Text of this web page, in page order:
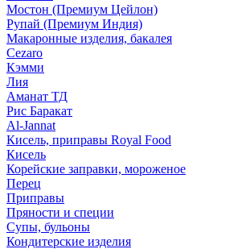
Мостон (Премиум Цейлон)
Рупай (Премиум Индия)
Макаронные изделия, бакалея
Cezaro
Кэмми
Лия
Аманат ТД
Рис Баракат
Al-Jannat
Кисель, приправы Royal Food
Кисель
Корейские заправки, мороженое
Перец
Приправы
Пряности и специи
Супы, бульоны
Кондитерские изделия